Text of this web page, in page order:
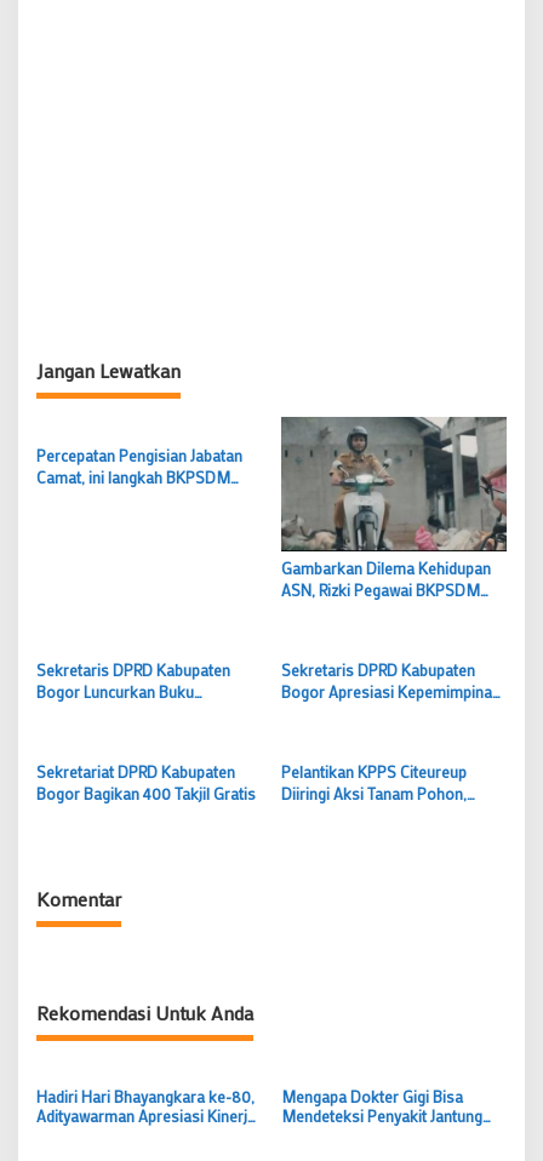
Jangan Lewatkan
Percepatan Pengisian Jabatan
Camat, ini langkah BKPSDM
Gambarkan Dilema Kehidupan
ASN, Rizki Pegawai BKPSDM
Sekretaris DPRD Kabupaten
Bogor Luncurkan Buku
Sekretaris DPRD Kabupaten
Bogor Apresiasi Kepemimpinan
Sekretariat DPRD Kabupaten
Bogor Bagikan 400 Takjil Gratis
Pelantikan KPPS Citeureup
Diiringi Aksi Tanam Pohon,
Komentar
Rekomendasi Untuk Anda
Hadiri Hari Bhayangkara ke-80,
Adityawarman Apresiasi Kinerja
Mengapa Dokter Gigi Bisa
Mendeteksi Penyakit Jantung